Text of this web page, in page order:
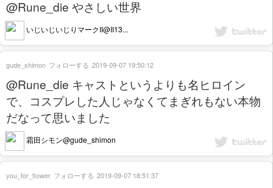
@Rune_die やさしい世界
いじいじいじりマークII@II13...
@Rune_die キャストというよりも名ヒロイン
で、コスプレした人じゃなくてまぎれもない本物
だなって思いました
霜田シモン@gude_shimon
gude_shimon フォローする 2019-09-07 19:50:12
you_for_flower フォローする 2019-09-07 18:51:37